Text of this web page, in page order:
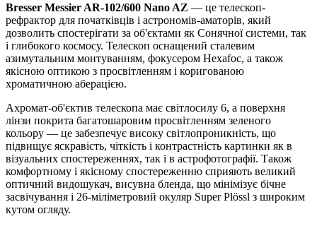
Bresser Messier AR-102/600 Nano AZ — це телескоп-
рефрактор для початківців і астрономів-аматорів, який
дозволить спостерігати за об'єктами як Сонячної системи, так
і глибокого космосу. Телескоп оснащений сталевим
азимутальним монтуванням, фокусером Hexafoc, а також
якісною оптикою з просвітленням і коригованою
хроматичною аберацією.
Ахромат-об'єктив телескопа має світлосилу 6, а поверхня
лінзи покрита багатошаровим просвітленням зеленого
кольору — це забезпечує високу світлопроникність, що
підвищує яскравість, чіткість і контрастність картинки як в
візуальних спостереженнях, так і в астрофотографії. Також
комфортному і якісному спостереженню сприяють великий
оптичний видошукач, висувна бленда, що мінімізує бічне
засвічування і 26-міліметровий окуляр Super Plössl з широким
кутом огляду.